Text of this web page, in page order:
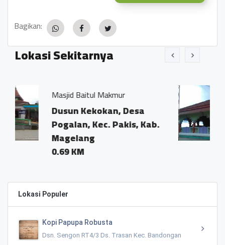
Bagikan:
Lokasi Sekitarnya
Desa
Pakis, Kab.
Masjid Dusun Gerotan
Dusun Gerotan
0.21 KM
Lokasi Populer
Kopi Papupa Robusta
Dsn. Sengon RT4/3 Ds. Trasan Kec. Bandongan